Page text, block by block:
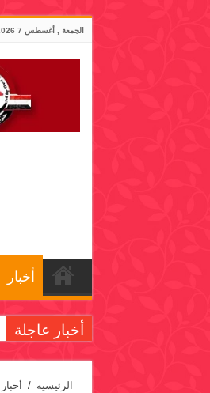
الجمعة , أغسطس 7 2026
أخبار
أخبار عاجلة
الرئيسية / أخبار